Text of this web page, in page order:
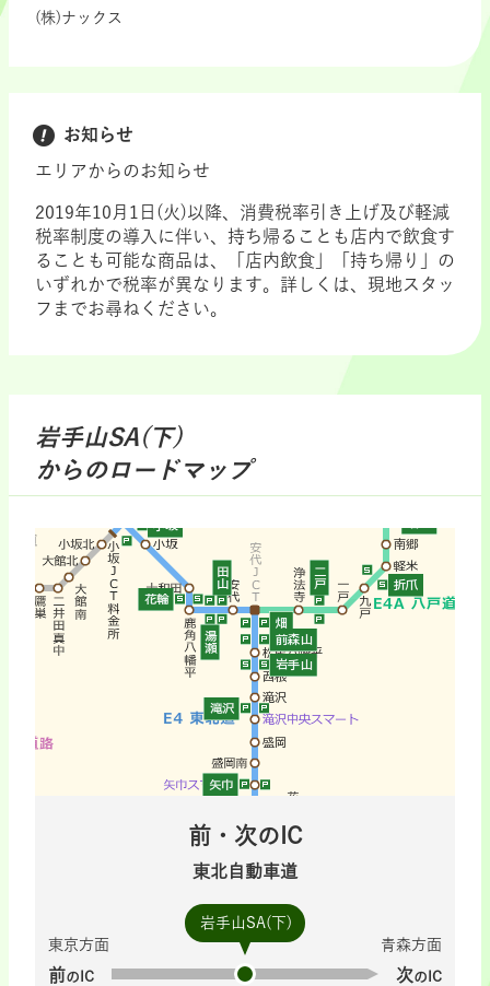
(株)ナックス
お知らせ
エリアからのお知らせ
2019年10月1日(火)以降、消費税率引き上げ及び軽減
税率制度の導入に伴い、持ち帰ることも店内で飲食す
ることも可能な商品は、「店内飲食」「持ち帰り」の
いずれかで税率が異なります。詳しくは、現地スタッ
フまでお尋ねください。
岩手山SA(下)
からのロードマップ
前・次のIC
東北自動車道
岩手山SA(下)
東京方面
前のIC
青森方面
次のIC